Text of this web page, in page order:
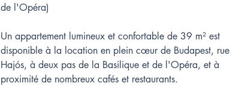
de l'Opéra)
Un appartement lumineux et confortable de 39 m² est
disponible à la location en plein cœur de Budapest, rue
Hajós, à deux pas de la Basilique et de l'Opéra, et à
proximité de nombreux cafés et restaurants.